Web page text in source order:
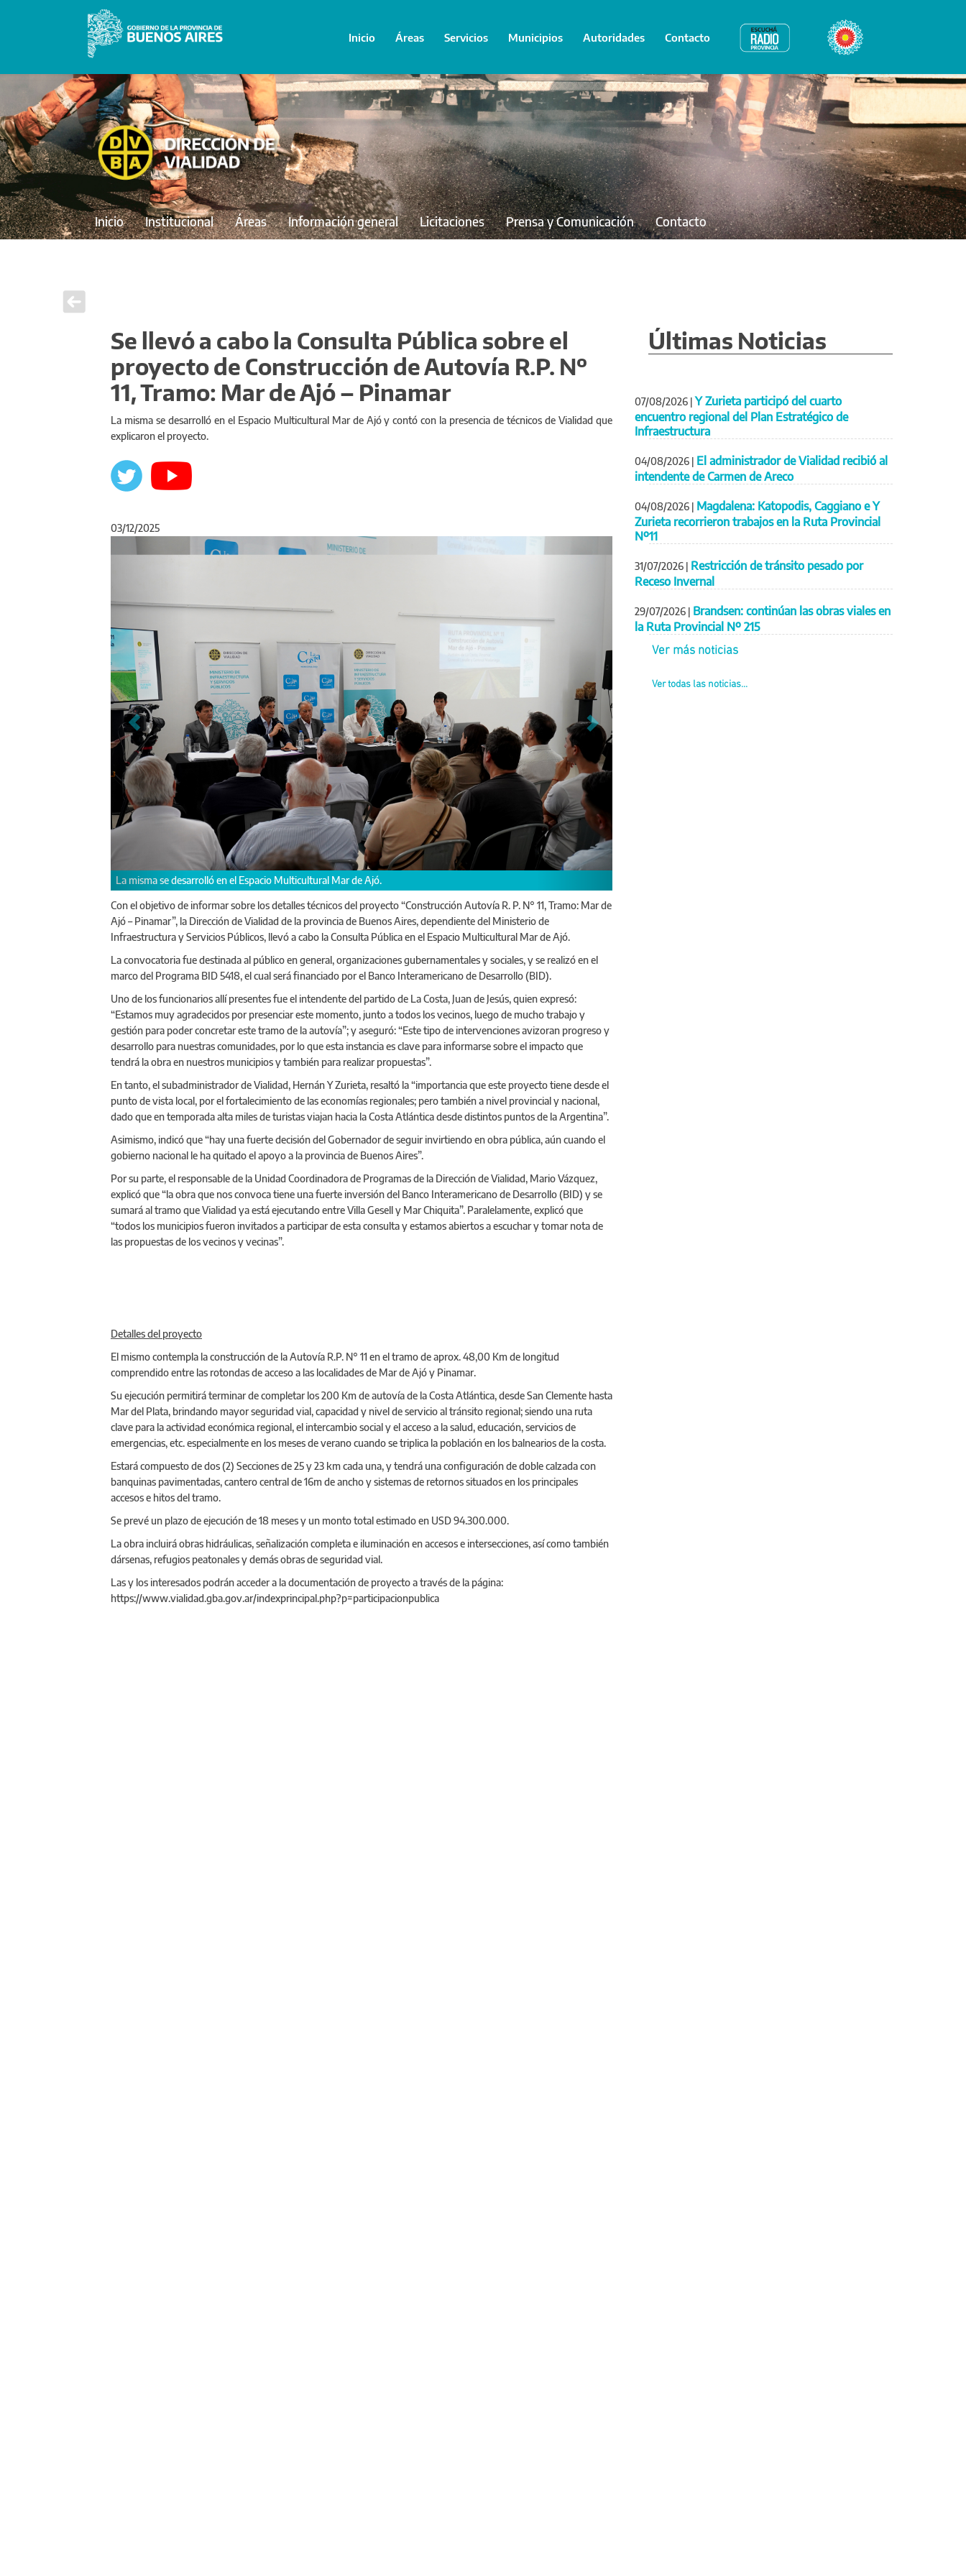
Inicio Áreas Servicios Municipios Autoridades Contacto Radio Provincia Bicentenario
Inicio Institucional Áreas Información general Licitaciones Prensa y Comunicación Contacto
Se llevó a cabo la Consulta Pública sobre el
proyecto de Construcción de Autovía R.P. Nº
11, Tramo: Mar de Ajó – Pinamar
La misma se desarrolló en el Espacio Multicultural Mar de Ajó y contó con la presencia de técnicos de Vialidad que
explicaron el proyecto.
03/12/2025
El responsable de la UCP, Mario Vázquez, y demás funcionarios explicando el proyecto.
Siguiente
Con el objetivo de informar sobre los detalles técnicos del proyecto “Construcción Autovía R. P. N° 11, Tramo: Mar de
Ajó – Pinamar”, la Dirección de Vialidad de la provincia de Buenos Aires, dependiente del Ministerio de
Infraestructura y Servicios Públicos, llevó a cabo la Consulta Pública en el Espacio Multicultural Mar de Ajó.
La convocatoria fue destinada al público en general, organizaciones gubernamentales y sociales, y se realizó en el
marco del Programa BID 5418, el cual será financiado por el Banco Interamericano de Desarrollo (BID).
Uno de los funcionarios allí presentes fue el intendente del partido de La Costa, Juan de Jesús, quien expresó:
“Estamos muy agradecidos por presenciar este momento, junto a todos los vecinos, luego de mucho trabajo y
gestión para poder concretar este tramo de la autovía”; y aseguró: “Este tipo de intervenciones avizoran progreso y
desarrollo para nuestras comunidades, por lo que esta instancia es clave para informarse sobre el impacto que
tendrá la obra en nuestros municipios y también para realizar propuestas”.
En tanto, el subadministrador de Vialidad, Hernán Y Zurieta, resaltó la “importancia que este proyecto tiene desde el
punto de vista local, por el fortalecimiento de las economías regionales; pero también a nivel provincial y nacional,
dado que en temporada alta miles de turistas viajan hacia la Costa Atlántica desde distintos puntos de la Argentina”.
Asimismo, indicó que “hay una fuerte decisión del Gobernador de seguir invirtiendo en obra pública, aún cuando el
gobierno nacional le ha quitado el apoyo a la provincia de Buenos Aires”.
Por su parte, el responsable de la Unidad Coordinadora de Programas de la Dirección de Vialidad, Mario Vázquez,
explicó que “la obra que nos convoca tiene una fuerte inversión del Banco Interamericano de Desarrollo (BID) y se
sumará al tramo que Vialidad ya está ejecutando entre Villa Gesell y Mar Chiquita”. Paralelamente, explicó que
“todos los municipios fueron invitados a participar de esta consulta y estamos abiertos a escuchar y tomar nota de
las propuestas de los vecinos y vecinas”.
Detalles del proyecto
El mismo contempla la construcción de la Autovía R.P. N° 11 en el tramo de aprox. 48,00 Km de longitud
comprendido entre las rotondas de acceso a las localidades de Mar de Ajó y Pinamar.
Su ejecución permitirá terminar de completar los 200 Km de autovía de la Costa Atlántica, desde San Clemente hasta
Mar del Plata, brindando mayor seguridad vial, capacidad y nivel de servicio al tránsito regional; siendo una ruta
clave para la actividad económica regional, el intercambio social y el acceso a la salud, educación, servicios de
emergencias, etc. especialmente en los meses de verano cuando se triplica la población en los balnearios de la costa.
Estará compuesto de dos (2) Secciones de 25 y 23 km cada una, y tendrá una configuración de doble calzada con
banquinas pavimentadas, cantero central de 16m de ancho y sistemas de retornos situados en los principales
accesos e hitos del tramo.
Se prevé un plazo de ejecución de 18 meses y un monto total estimado en USD 94.300.000.
La obra incluirá obras hidráulicas, señalización completa e iluminación en accesos e intersecciones, así como también
dársenas, refugios peatonales y demás obras de seguridad vial.
Las y los interesados podrán acceder a la documentación de proyecto a través de la página:
https://www.vialidad.gba.gov.ar/indexprincipal.php?p=participacionpublica
Últimas Noticias
07/08/2026 | Y Zurieta participó del cuarto
encuentro regional del Plan Estratégico de
Infraestructura
04/08/2026 | El administrador de Vialidad recibió al
intendente de Carmen de Areco
04/08/2026 | Magdalena: Katopodis, Caggiano e Y
Zurieta recorrieron trabajos en la Ruta Provincial
Nº11
31/07/2026 | Restricción de tránsito pesado por
Receso Invernal
29/07/2026 | Brandsen: continúan las obras viales en
la Ruta Provincial Nº 215
Ver más noticias
Ver todas las noticias...